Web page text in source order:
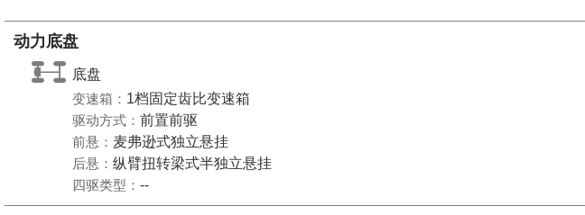
动力底盘
底盘
变速箱： 1档固定齿比变速箱
驱动方式： 前置前驱
前悬： 麦弗逊式独立悬挂
后悬： 纵臂扭转梁式半独立悬挂
四驱类型： --